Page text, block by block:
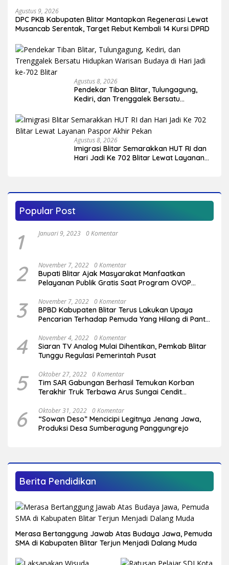
Agustus 9, 2026
DPC PKB Kabupaten Blitar Mantapkan Regenerasi Lewat
Musancab Serentak, Target Rebut Kembali 14 Kursi DPRD
Agustus 8, 2026
Pendekar Tiban Blitar, Tulungagung,
Kediri, dan Trenggalek Bersatu
ke-702 Blitar
Agustus 8, 2026
Imigrasi Blitar Semarakkan HUT RI dan
Hari Jadi Ke 702 Blitar Lewat Layanan
Popular Post
1 Januari 9, 2023 0 Komentar
2 November 7, 2022 0 Komentar
Bupati Blitar Ajak Masyarakat Manfaatkan
Pelayanan Publik Gratis Saat Program OVOP
3 November 7, 2022 0 Komentar
BPBD Kabupaten Blitar Terus Lakukan Upaya
Pencarian Terhadap Pemuda Yang Hilang di Pantai
4 November 4, 2022 0 Komentar
Siaran TV Analog Mulai Dihentikan, Pemkab Blitar
Tunggu Regulasi Pemerintah Pusat
5 Oktober 27, 2022 0 Komentar
Tim SAR Gabungan Berhasil Temukan Korban
Terakhir Truk Terbawa Arus Sungai Cendit
6 Oktober 31, 2022 0 Komentar
“Sowan Deso” Mencicipi Legitnya Jenang Jawa,
Produksi Desa Sumberagung Panggungrejo
Berita Pendidikan
Merasa Bertanggung Jawab Atas Budaya Jawa, Pemuda
SMA di Kabupaten Blitar Terjun Menjadi Dalang Muda